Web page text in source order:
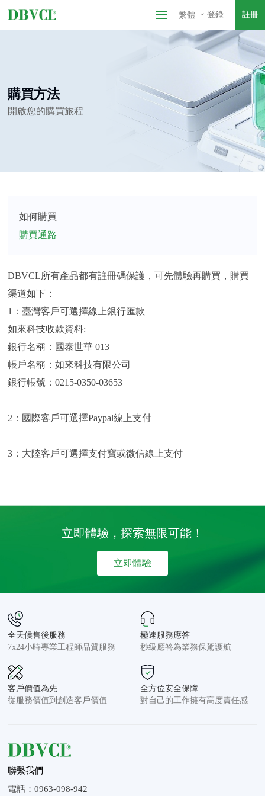
繁體 登錄 註冊
購買方法
開啟您的購買旅程
如何購買
購買通路
DBVCL所有產品都有註冊碼保護，可先體驗再購買， 購買
渠道如下：
1：臺灣客戶可選擇線上銀行匯款
如來科技收款資料:
銀行名稱：國泰世華 013
帳戶名稱：如來科技有限公司
銀行帳號：0215-0350-03653
2：國際客戶可選擇Paypal線上支付
3：大陸客戶可選擇支付寶或微信線上支付
立即體驗，探索無限可能！
立即體驗
全天候售後服務
7x24小時專業工程師品質服務
極速服務應答
秒級應答為業務保駕護航
客戶價值為先
從服務價值到創造客戶價值
全方位安全保障
對自己的工作擁有高度責任感
聯繫我們
電話：0963-098-942